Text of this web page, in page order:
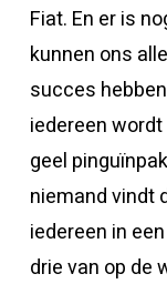
Fiat. En er is
kunnen ons
succes
iedereen
geel
niemand vindt
iedereen in
drie van op de